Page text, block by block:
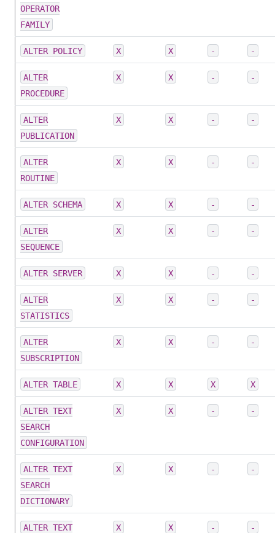
OPERATOR
FAMILY
ALTER POLICY X X - -
ALTER
PROCEDURE
X X - -
ALTER
PUBLICATION
X X - -
ALTER
ROUTINE
X X - -
ALTER SCHEMA X X - -
ALTER
SEQUENCE
X X - -
ALTER SERVER X X - -
ALTER
STATISTICS
X X - -
ALTER
SUBSCRIPTION
X X - -
ALTER TABLE X X X X
ALTER TEXT
SEARCH
CONFIGURATION
X X - -
ALTER TEXT
SEARCH
DICTIONARY
X X - -
ALTER TEXT
X X - -